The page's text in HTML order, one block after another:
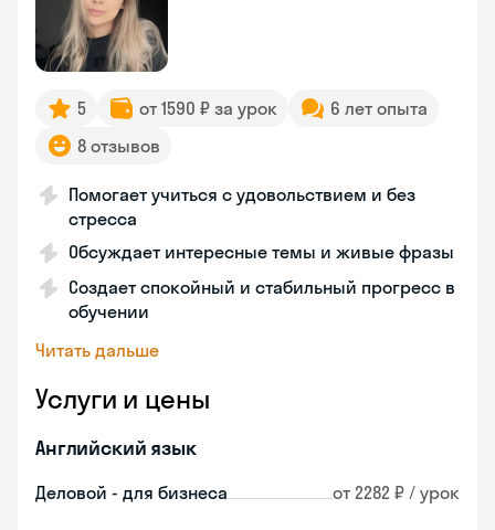
5 от 1590 ₽ за урок
6 лет опыта
8 отзывов
Помогает учиться с удовольствием и без
стресса
Обсуждает интересные темы и живые фразы
Создает спокойный и стабильный прогресс в
обучении
Читать дальше
Услуги и цены
Английский язык
Деловой - для бизнеса от 2282 ₽ / урок